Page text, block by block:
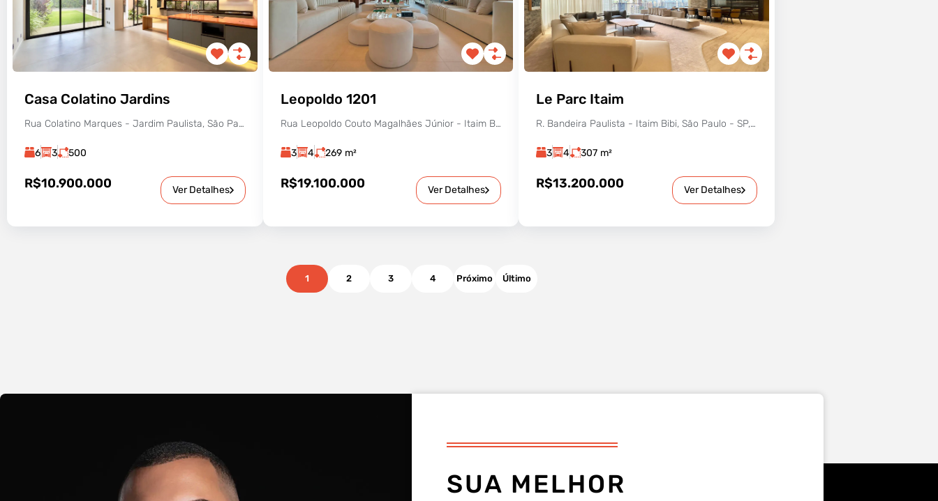
Casa Colatino Jardins
Rua Colatino Marques - Jardim Paulista, São Paulo - SP, Brasil
6 3 500
R$10.900.000 Ver Detalhes
Leopoldo 1201
Rua Leopoldo Couto Magalhães Júnior - Itaim Bibi, São Paulo - SP, Brasil
3 4 269 m²
R$19.100.000 Ver Detalhes
Le Parc Itaim
R. Bandeira Paulista - Itaim Bibi, São Paulo - SP, 04532-002, Brasil
3 4 307 m²
R$13.200.000 Ver Detalhes
1 2 3 4 Próximo Último
SUA MELHOR